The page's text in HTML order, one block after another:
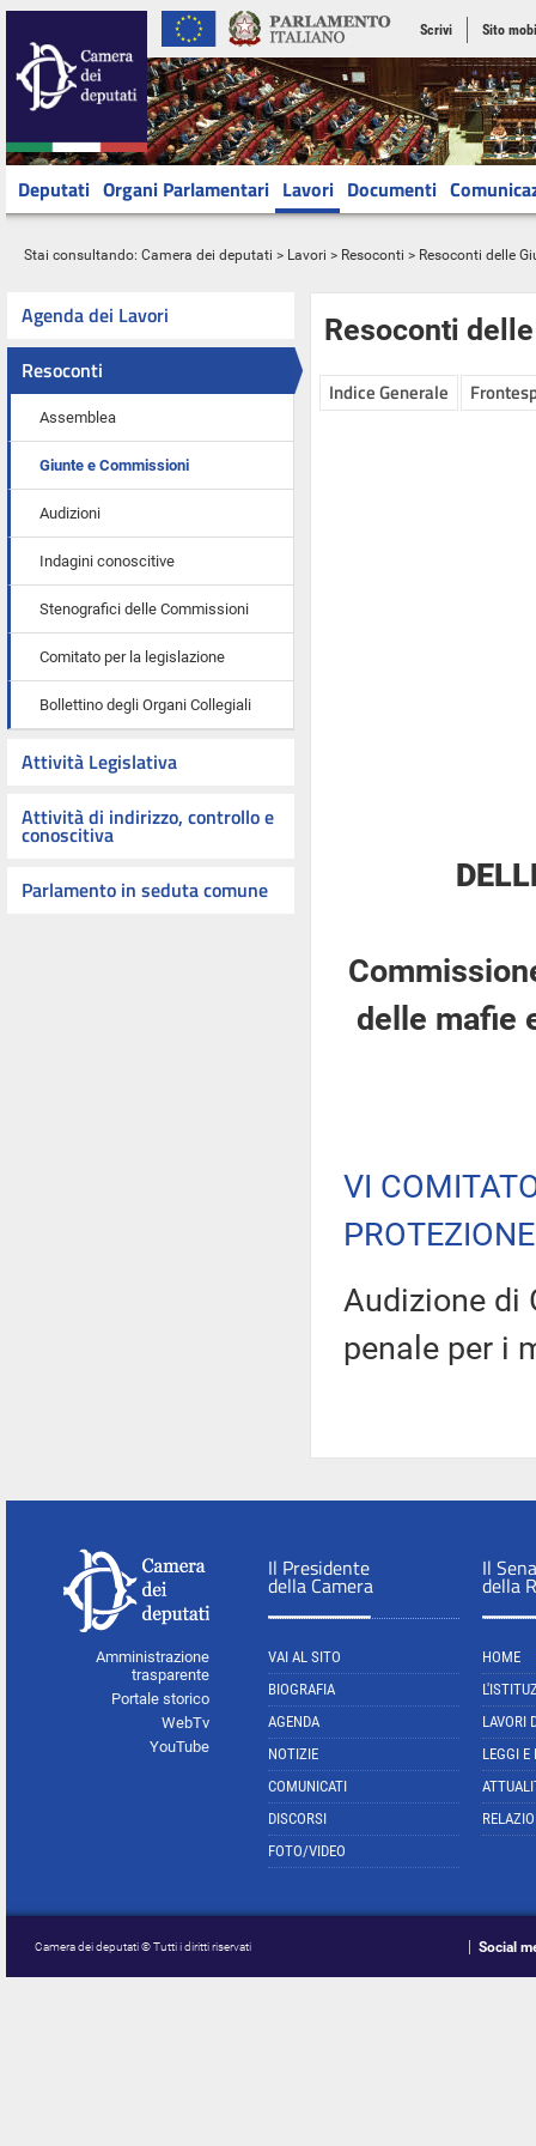
Scrivi Sito
Deputati Organi Parlamentari Lavori Documenti
Stai consultando: Camera dei deputati > Lavori > Resoconti > Resoconti delle
Agenda dei Lavori
Resoconti
Assemblea
Giunte e Commissioni
Audizioni
Indagini conoscitive
Stenografici delle Commissioni
Comitato per la legislazione
Bollettino degli Organi Collegiali
Attività Legislativa
Attività di indirizzo, controllo e
conoscitiva
Parlamento in seduta comune
Resoconti
Indice Generale
delle mafie
VI
Audizione di
penale per i
Amministrazione
trasparente
Portale storico
WebTv
YouTube
Il Presidente
della Camera
VAI AL SITO
BIOGRAFIA
AGENDA
NOTIZIE
COMUNICATI
DISCORSI
FOTO/VIDEO
Il
della
HOME
LAVORI
LEGGI E
Camera dei deputati © Tutti i diritti riservati Social